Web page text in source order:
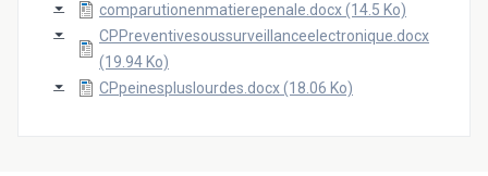
comparutionenmatierepenale.docx (14.5 Ko)
CPPreventivesoussurveillanceelectronique.docx
(19.94 Ko)
CPpeinespluslourdes.docx (18.06 Ko)